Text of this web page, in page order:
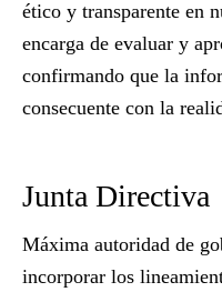
ético y transparente en
encarga de evaluar y
confirmando que la
consecuente con la
Junta Directiva
Máxima autoridad de
incorporar los